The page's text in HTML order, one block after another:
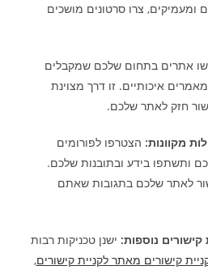
צרו סרטונים מושכים
אתרים בתחום שלכם שמקבלים
איכותיים. זו דרך מצוינת
חזק לאתר שלכם.
הצטרפו לפורומים
ותשתפו בידע ובתובנות שלכם.
לאתר שלכם בתגובות שאתם
ישנן טכניקות רבות
קישורים מאתר לקניית קישורים,